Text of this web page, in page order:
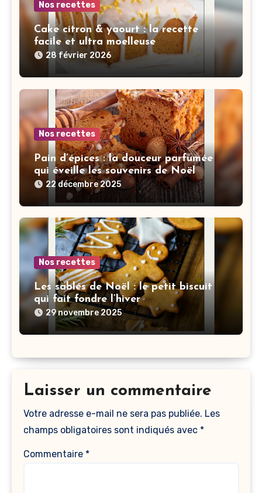
Nos recettes
Cake citron & yaourt : la recette
facile et ultra moelleuse
28 février 2026
Nos recettes
Pain d’épices : la douceur parfumée
qui éveille les souvenirs de Noël
22 décembre 2025
Nos recettes
Les sablés de Noël : le petit biscuit
qui fait fondre l’hiver
29 novembre 2025
Laisser un commentaire
Votre adresse e-mail ne sera pas publiée. Les
champs obligatoires sont indiqués avec *
Commentaire *